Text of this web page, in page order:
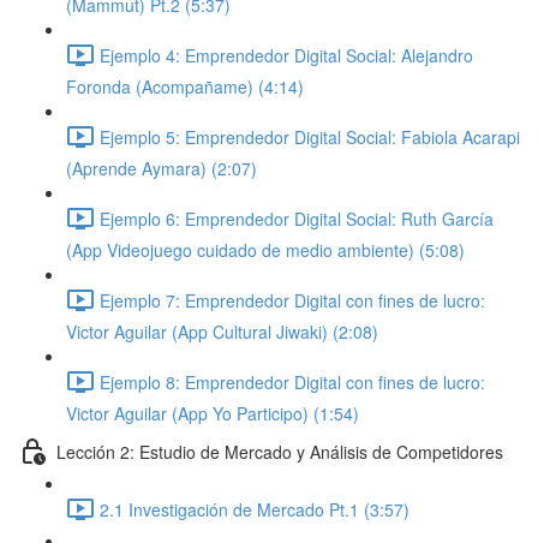
(Mammut) Pt.2 (5:37)
Ejemplo 4: Emprendedor Digital Social: Alejandro
Foronda (Acompañame) (4:14)
Ejemplo 5: Emprendedor Digital Social: Fabiola Acarapi
(Aprende Aymara) (2:07)
Ejemplo 6: Emprendedor Digital Social: Ruth García
(App Videojuego cuidado de medio ambiente) (5:08)
Ejemplo 7: Emprendedor Digital con fines de lucro:
Victor Aguilar (App Cultural Jiwaki) (2:08)
Ejemplo 8: Emprendedor Digital con fines de lucro:
Victor Aguilar (App Yo Participo) (1:54)
Lección 2: Estudio de Mercado y Análisis de Competidores
2.1 Investigación de Mercado Pt.1 (3:57)